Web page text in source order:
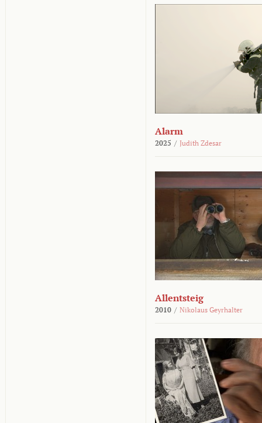
Alarm
2025 / Judith Zdesar
Allentsteig
2010 / Nikolaus Geyrhalter